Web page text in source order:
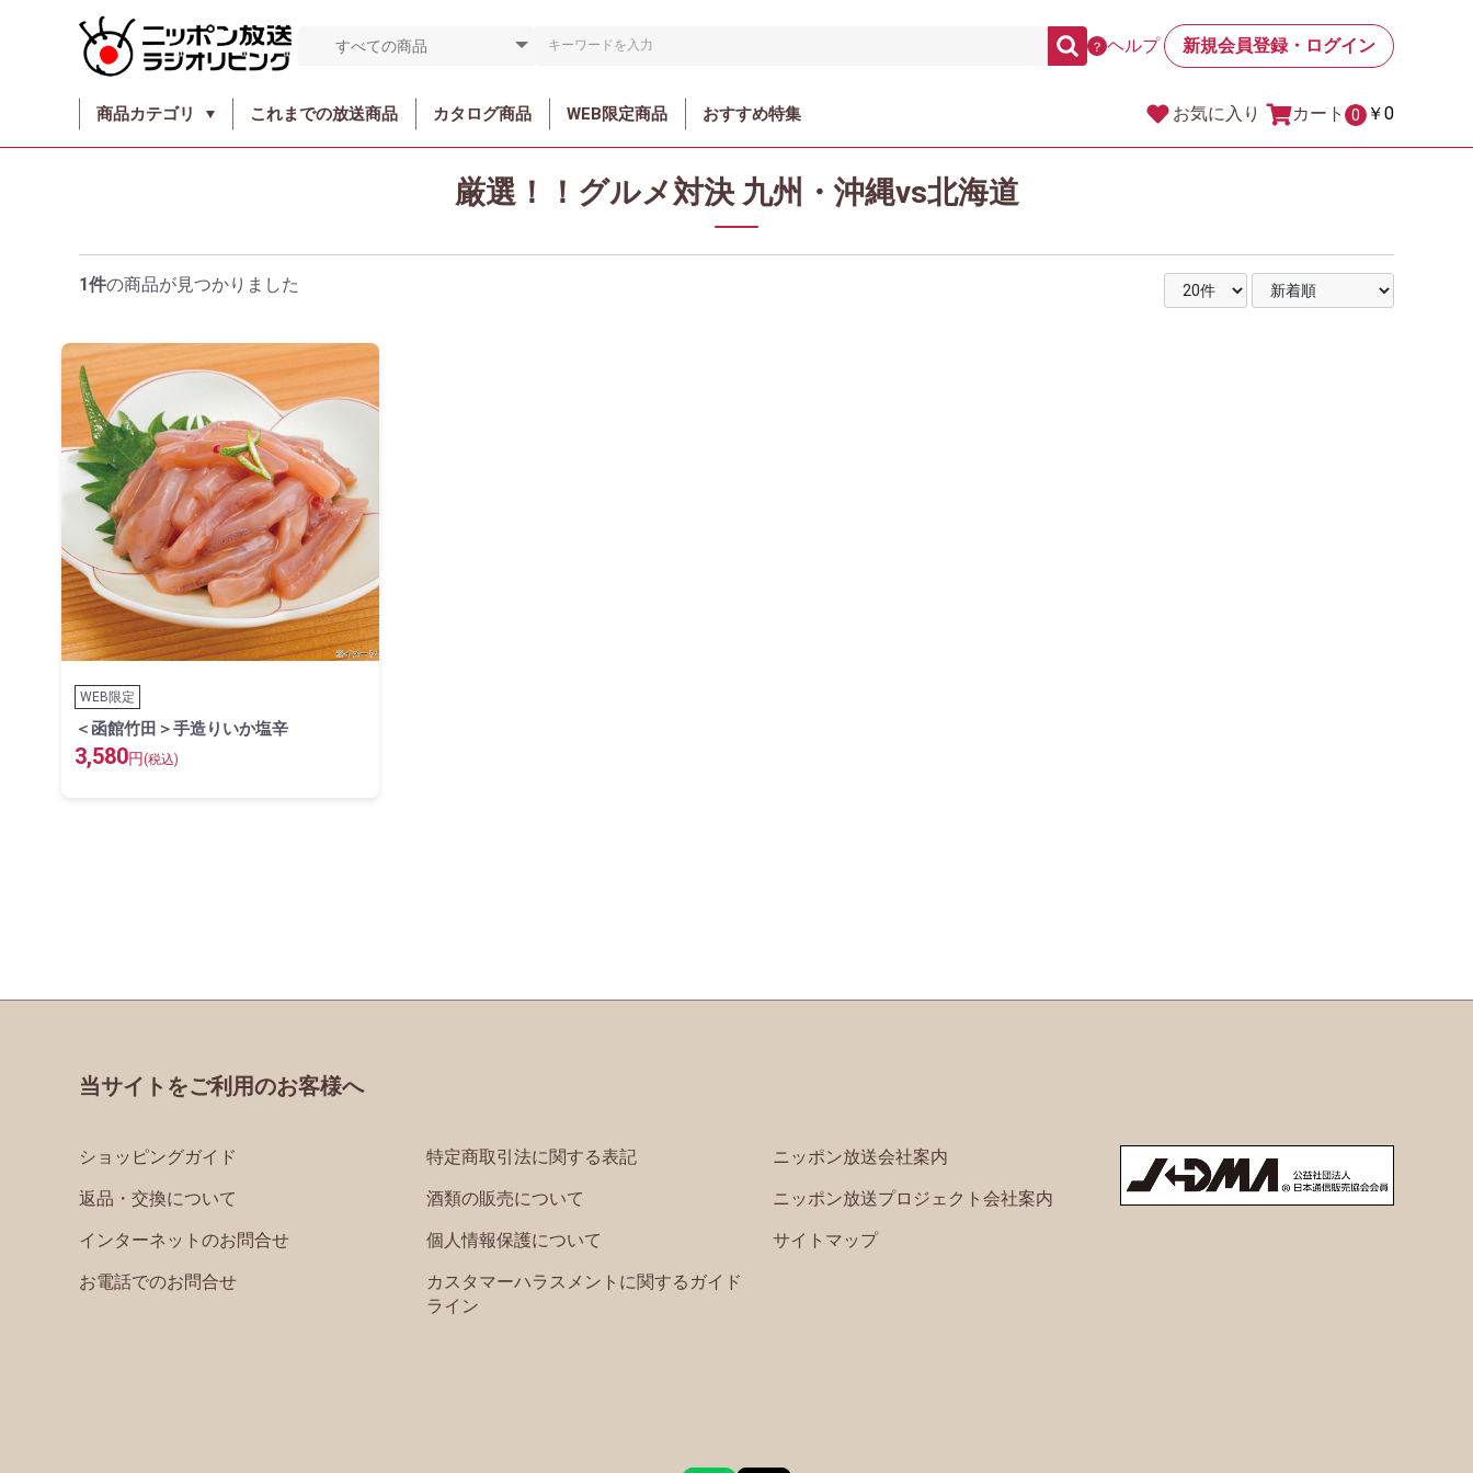
？ ヘルプ 新規会員登録・ログイン
商品カテゴリ これまでの放送商品 カタログ商品 WEB限定商品 おすすめ特集 お気に入り カート 0 ￥0
厳選！！グルメ対決 九州・沖縄vs北海道
1件の商品が見つかりました
WEB限定
＜函館竹田＞手造りいか塩辛
3,580円(税込)
当サイトをご利用のお客様へ
ショッピングガイド
返品・交換について
インターネットのお問合せ
お電話でのお問合せ
特定商取引法に関する表記
酒類の販売について
個人情報保護について
カスタマーハラスメントに関するガイド
ライン
ニッポン放送会社案内
ニッポン放送プロジェクト会社案内
サイトマップ